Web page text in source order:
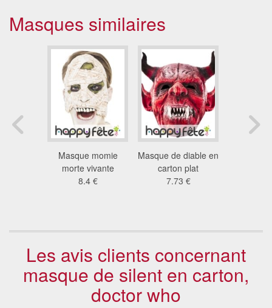
Masques similaires
Masque momie
morte vivante
8.4 €
Masque de diable en
carton plat
7.73 €
Les avis clients concernant
masque de silent en carton,
doctor who